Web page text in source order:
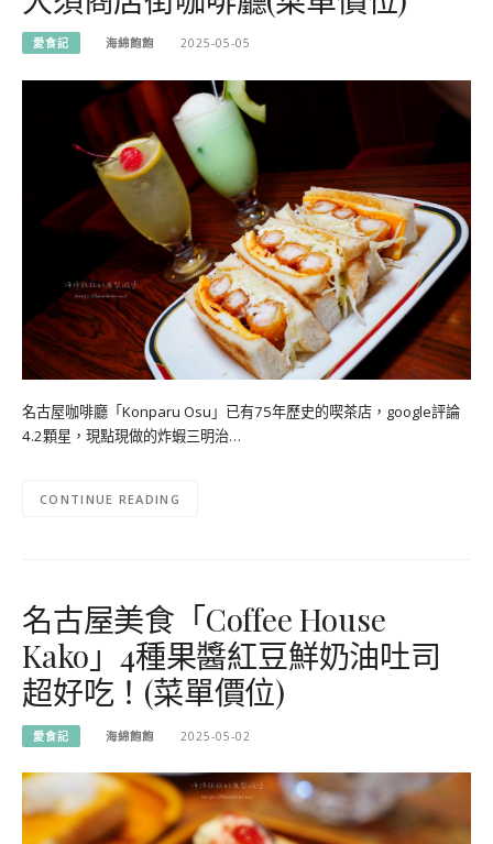
愛食記 海綿飽飽 2025-05-05
名古屋咖啡廳「Konparu Osu」已有75年歷史的喫茶店，google評論
4.2顆星，現點現做的炸蝦三明治…
CONTINUE READING
名古屋美食「Coffee House
Kako」4種果醬紅豆鮮奶油吐司
超好吃！(菜單價位)
愛食記 海綿飽飽 2025-05-02